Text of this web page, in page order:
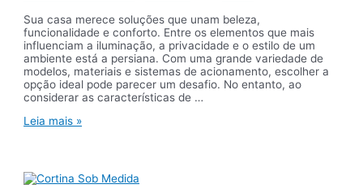
Sua casa merece soluções que unam beleza,
funcionalidade e conforto. Entre os elementos que mais
influenciam a iluminação, a privacidade e o estilo de um
ambiente está a persiana. Com uma grande variedade de
modelos, materiais e sistemas de acionamento, escolher a
opção ideal pode parecer um desafio. No entanto, ao
considerar as características de …
Como
ideal
para
Leia mais »